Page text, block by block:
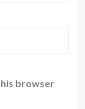
browser